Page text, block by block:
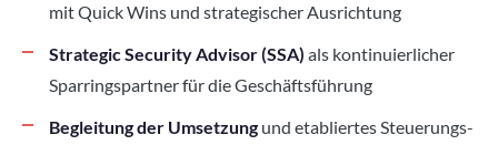
mit Quick Wins und strategischer Ausrichtung
Strategic Security Advisor (SSA) als kontinuierlicher
Sparringspartner für die Geschäftsführung
Begleitung der Umsetzung und etabliertes Steuerungs-